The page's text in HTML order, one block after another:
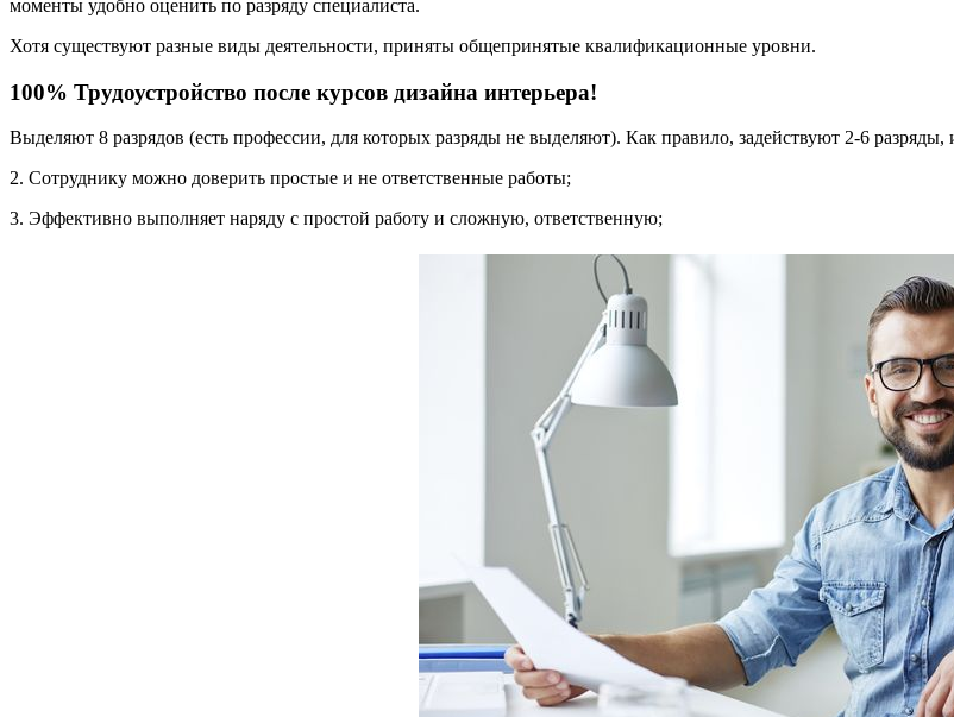
моменты удобно оценить по разряду специалиста.
Хотя существуют разные виды деятельности, приняты общепринятые квалификационные уровни.
100% Трудоустройство после курсов дизайна интерьера!
Выделяют 8 разрядов (есть профессии, для которых разряды не выделяют). Как правило, задействуют 2-6
2. Сотруднику можно доверить простые и не ответственные работы;
3. Эффективно выполняет наряду с простой работу и сложную, ответственную;